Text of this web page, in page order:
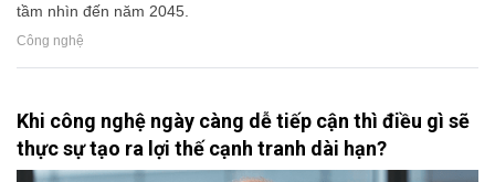
tầm nhìn đến năm 2045.
Công nghệ
Khi công nghệ ngày càng dễ tiếp cận thì điều gì sẽ
thực sự tạo ra lợi thế cạnh tranh dài hạn?